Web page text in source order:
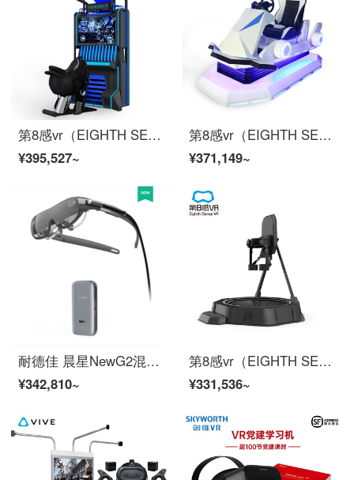
第8感vr（EIGHTH SENSE VR）vr激情赛马 vr体感跑马机设备厂家 vr骑射战马模拟器射击射箭一体机商场
¥395,527~
第8感vr（EIGHTH SENSE VR）vr雷霆赛车 vr赛车模拟器全套 vr体验馆游乐设备一体机
¥371,149~
耐德佳 晨星NewG2混合现实MR智能眼镜AR实景增强3D移动影院头戴式显示器 眼镜+计算盒
¥342,810~
第8感vr（EIGHTH SENSE VR）vr跑步机sdk 设备一套体验馆全套 vr体感射击枪战游戏机
¥331,536~